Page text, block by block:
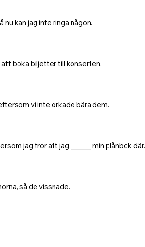
nu kan jag inte ringa någon.
att boka biljetter till konserten.
vi inte orkade bära dem.
jag tror att jag ______ min plånbok där.
så de vissnade.